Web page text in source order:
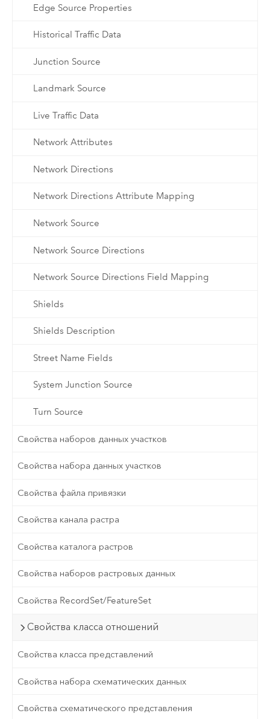
Edge Source Properties
Historical Traffic Data
Junction Source
Landmark Source
Live Traffic Data
Network Attributes
Network Directions
Network Directions Attribute Mapping
Network Source
Network Source Directions
Network Source Directions Field Mapping
Shields
Shields Description
Street Name Fields
System Junction Source
Turn Source
Свойства наборов данных участков
Свойства набора данных участков
Свойства файла привязки
Свойства канала растра
Свойства каталога растров
Свойства наборов растровых данных
Свойства RecordSet/FeatureSet
Свойства класса отношений
Свойства класса представлений
Свойства набора схематических данных
Свойства схематического представления